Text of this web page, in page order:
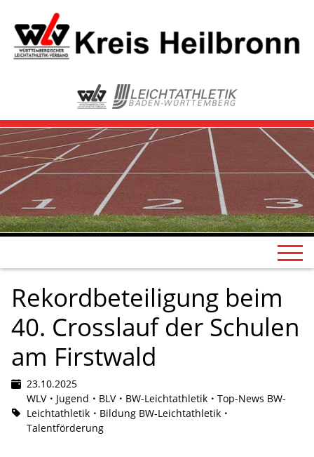
Rekordbeteiligung beim
40. Crosslauf der Schulen
am Firstwald
23.10.2025
WLV
Jugend BLV BW-Leichtathletik
Top-News BW-
Leichtathletik
Bildung BW-Leichtathletik
Talentförderung